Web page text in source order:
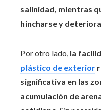
salinidad, mientras
hincharse y
Por otro lado, la
plástico de exterior
significativa en las
acumulación de